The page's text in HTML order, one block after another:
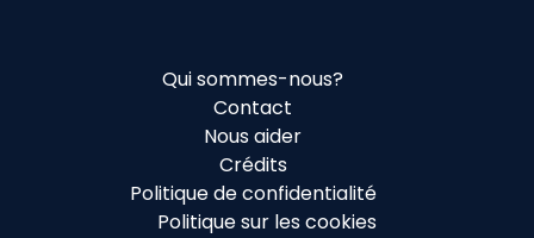
Qui sommes-nous?
Contact
Nous aider
Crédits
Politique de confidentialité
Politique sur les cookies